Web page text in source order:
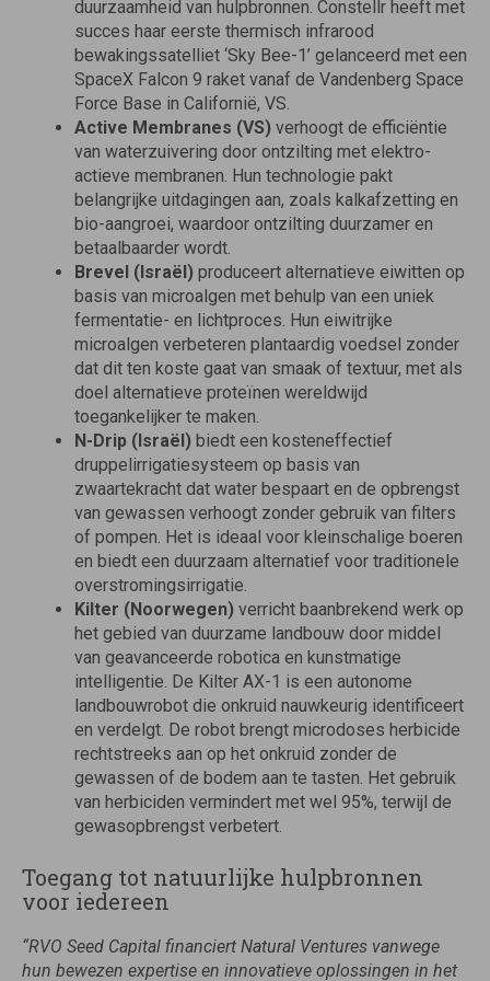
duurzaamheid van hulpbronnen. Constellr heeft met
succes haar eerste thermisch infrarood
bewakingssatelliet ‘Sky Bee-1’ gelanceerd met een
SpaceX Falcon 9 raket vanaf de Vandenberg Space
Force Base in Californië, VS.
Active Membranes (VS) verhoogt de efficiëntie
van waterzuivering door ontzilting met elektro-
actieve membranen. Hun technologie pakt
belangrijke uitdagingen aan, zoals kalkafzetting en
bio-aangroei, waardoor ontzilting duurzamer en
betaalbaarder wordt.
Brevel (Israël) produceert alternatieve eiwitten op
basis van microalgen met behulp van een uniek
fermentatie- en lichtproces. Hun eiwitrijke
microalgen verbeteren plantaardig voedsel zonder
dat dit ten koste gaat van smaak of textuur, met als
doel alternatieve proteïnen wereldwijd
toegankelijker te maken.
N-Drip (Israël) biedt een kosteneffectief
druppelirrigatiesysteem op basis van
zwaartekracht dat water bespaart en de opbrengst
van gewassen verhoogt zonder gebruik van filters
of pompen. Het is ideaal voor kleinschalige boeren
en biedt een duurzaam alternatief voor traditionele
overstromingsirrigatie.
Kilter (Noorwegen) verricht baanbrekend werk op
het gebied van duurzame landbouw door middel
van geavanceerde robotica en kunstmatige
intelligentie. De Kilter AX-1 is een autonome
landbouwrobot die onkruid nauwkeurig identificeert
en verdelgt. De robot brengt microdoses herbicide
rechtstreeks aan op het onkruid zonder de
gewassen of de bodem aan te tasten. Het gebruik
van herbiciden vermindert met wel 95%, terwijl de
gewasopbrengst verbetert.
Toegang tot natuurlijke hulpbronnen
voor iedereen
“RVO Seed Capital financiert Natural Ventures vanwege
hun bewezen expertise en innovatieve oplossingen in het